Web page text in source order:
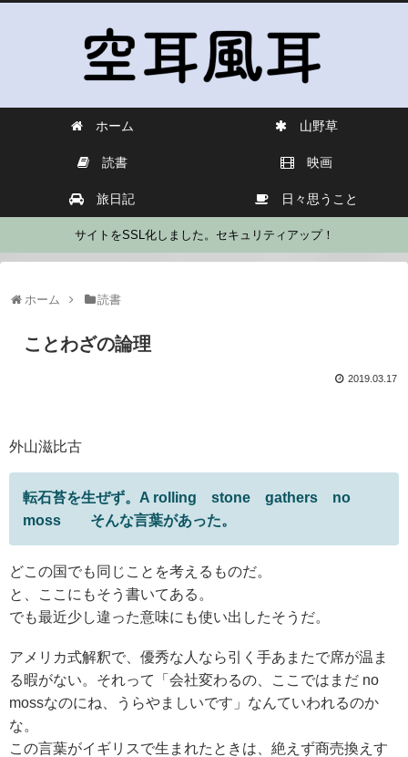
ホーム 山野草
読書 映画
旅日記 日々思うこと
サイトをSSL化しました。セキュリティアップ！
ホーム 読書
ことわざの論理
2019.03.17
外山滋比古
転石苔を生ぜず。A rolling stone gathers no
moss そんな言葉があった。
どこの国でも同じことを考えるものだ。
と、ここにもそう書いてある。
でも最近少し違った意味にも使い出したそうだ。
アメリカ式解釈で、優秀な人なら引く手あまたで席が温ま
る暇がない。それって「会社変わるの、ここではまだ no
mossなのにね、うらやましいです」なんていわれるのか
な。
この言葉がイギリスで生まれたときは、絶えず商売換えす